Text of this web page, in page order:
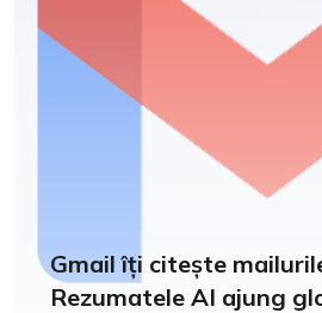
Gmail îți citește
Rezumatele AI ajung